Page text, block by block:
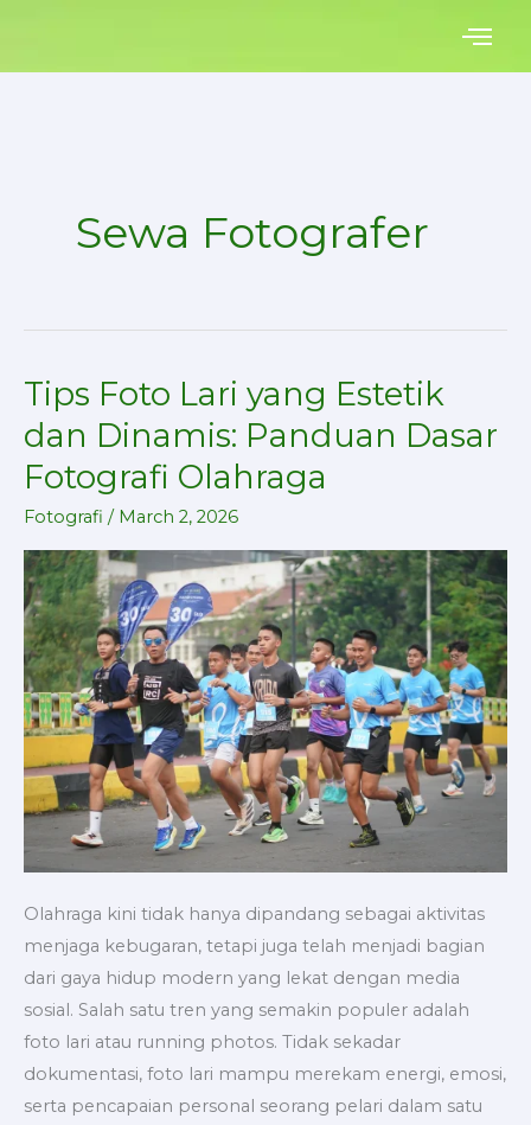
content
Sewa Fotografer
Tips Foto Lari yang Estetik
dan Dinamis: Panduan Dasar
Fotografi Olahraga
Fotografi / March 2, 2026
Olahraga kini tidak hanya dipandang sebagai aktivitas
menjaga kebugaran, tetapi juga telah menjadi bagian
dari gaya hidup modern yang lekat dengan media
sosial. Salah satu tren yang semakin populer adalah
foto lari atau running photos. Tidak sekadar
dokumentasi, foto lari mampu merekam energi, emosi,
serta pencapaian personal seorang pelari dalam satu
Tips
Foto
Lari
yang
Estetik
dan
Dinamis:
Panduan
Dasar
Fotografi
Olahraga